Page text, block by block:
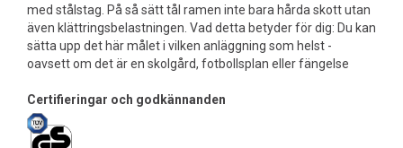
med stålstag. På så sätt tål ramen inte bara hårda skott utan
även klättringsbelastningen. Vad detta betyder för dig: Du kan
sätta upp det här målet i vilken anläggning som helst -
oavsett om det är en skolgård, fotbollsplan eller fängelse
Certifieringar och godkännanden